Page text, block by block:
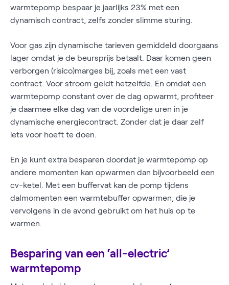
warmtepomp bespaar je jaarlijks 23% met een
dynamisch contract, zelfs zonder slimme sturing.
Voor gas zijn dynamische tarieven gemiddeld doorgaans
lager omdat je de beursprijs betaalt. Daar komen geen
verborgen (risico)marges bij, zoals met een vast
contract. Voor stroom geldt hetzelfde. En omdat een
warmtepomp constant over de dag opwarmt, profiteer
je daarmee elke dag van de voordelige uren in je
dynamische energiecontract. Zonder dat je daar zelf
iets voor hoeft te doen.
En je kunt extra besparen doordat je warmtepomp op
andere momenten kan opwarmen dan bijvoorbeeld een
cv-ketel. Met een buffervat kan de pomp tijdens
dalmomenten een warmtebuffer opwarmen, die je
vervolgens in de avond gebruikt om het huis op te
warmen.
Besparing van een ‘all-electric’
warmtepomp